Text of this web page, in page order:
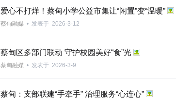
爱心不打烊！蔡甸小学公益市集让“闲置”变“温暖”
蔡甸融媒 • 发表于 2026-3-12
蔡甸区多部门联动 守护校园美好“食”光
蔡甸融媒 • 发表于 2026-3-9
蔡甸：支部联建“手牵手” 治理服务“心连心”